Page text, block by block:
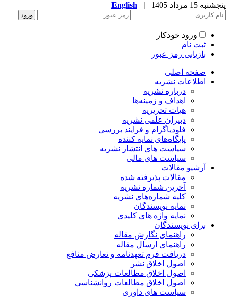
15 مرداد 1405 |
English
ورود خودکار
ثبت نام
بازیابی رمز عبور
صفحه اصلی
اطلاعات نشریه
درباره نشریه
اهداف و زمینه‌ها
هیات تحریریه
دبیران علمی نشریه
فلودیاگرام و فرایند بررسی
پایگاه‌های نمایه کننده
سیاست های انتشار نشریه
سیاست های مالی
آرشیو مقالات
مقالات پذیرفته شده
آخرین شماره نشریه
کلیه شماره‌های نشریه
نمایه نویسندگان
نمایه واژه های کلیدی
برای نویسندگان
راهنمای نگارش مقاله
راهنمای ارسال مقاله
دریافت فرم تعهدنامه و تعارض منافع
اصول اخلاق نشر
اصول اخلاق مطالعات پزشکی
اصول اخلاق مطالعات روانشناسی
سیاست های داوری